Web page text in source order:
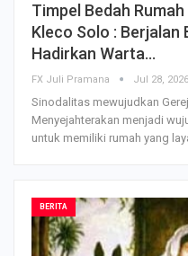
Timpel Bedah
Kleco Solo : Berjalan
Hadirkan Warta…
FX Juli Pramana Jul 28, 2026
Sinodalitas mewujudkan
Menyejahterakan menjadi
untuk memiliki rumah yang
BERITA